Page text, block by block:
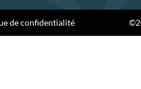
de confidentialité